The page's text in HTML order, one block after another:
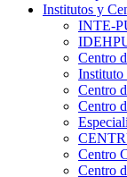
Institutos y
INTE-
Centro
Centro
Centro
Centro
Centro